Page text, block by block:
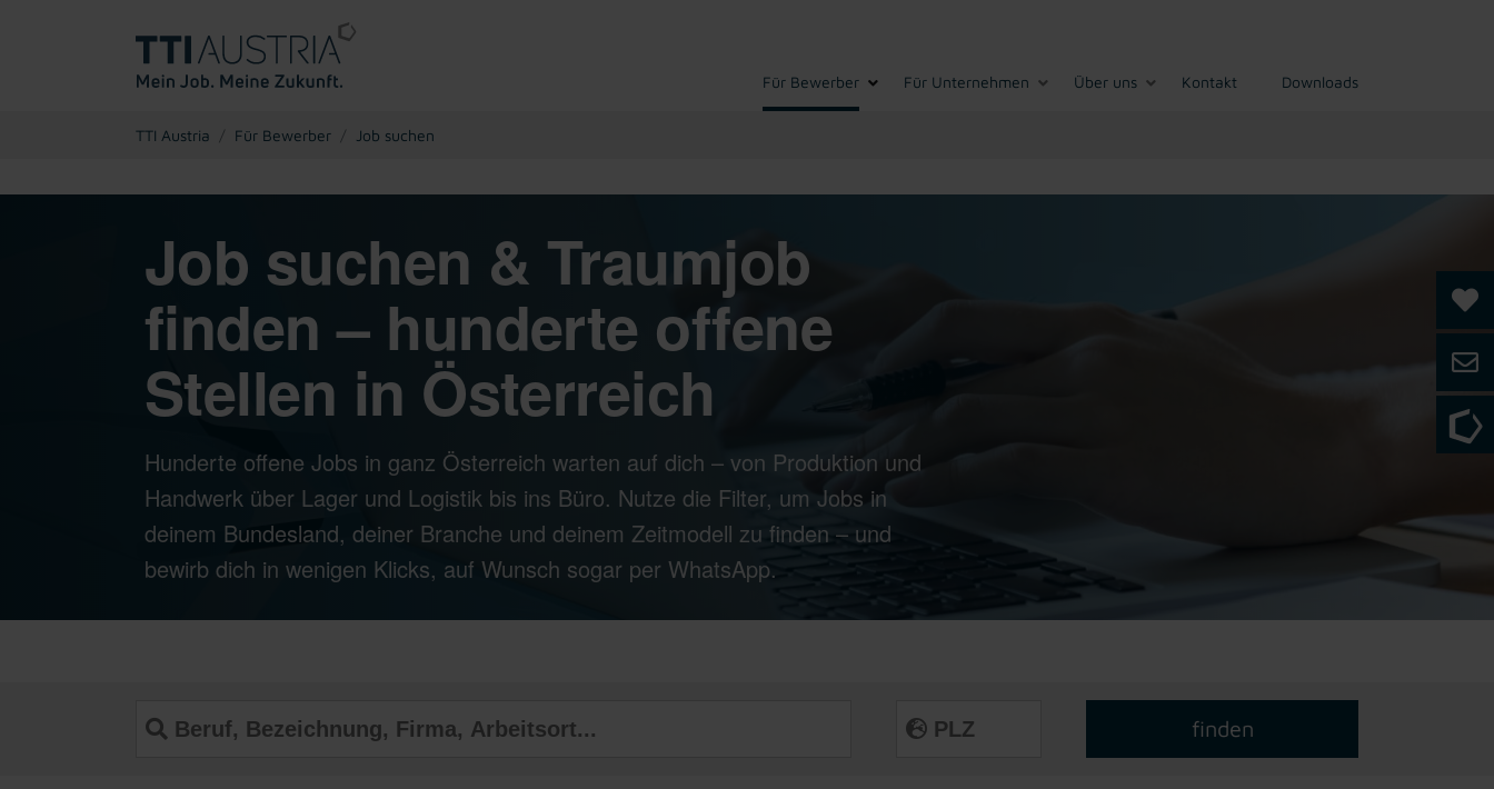
Für Bewerber Für Unternehmen Über uns Kontakt Downloads
TTI Austria Für Bewerber Job suchen
Job suchen & Traumjob
finden – hunderte offene
Stellen in Österreich
Hunderte offene Jobs in ganz Österreich warten auf dich – von Produktion und
Handwerk über Lager und Logistik bis ins Büro. Nutze die Filter, um Jobs in
deinem Bundesland, deiner Branche und deinem Zeitmodell zu finden – und
bewirb dich in wenigen Klicks, auf Wunsch sogar per WhatsApp.